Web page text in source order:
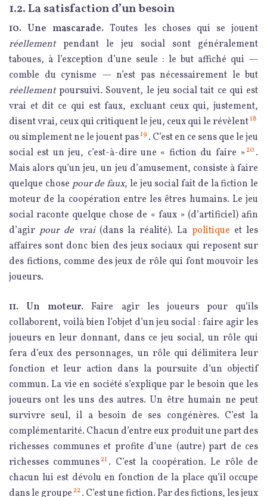
1.2. La satisfaction d’un besoin
10. Une mascarade. Toutes les choses qui se jouent
réellementpendant le jeu social sont généralement
taboues, à l’exception d’une seule : le but affiché qui —
comble du cynisme — n’est pas nécessairement le but
réellementpoursuivi. Souvent, le jeu social tait ce qui est
vrai et dit ce qui est faux, excluant ceux qui, justement,
disent vrai, ceux qui critiquent le jeu, ceux qui le révèlent18
ou simplement ne le jouent pas19 . C’est en ce sens que le jeu
social est un jeu, c’est-à-dire une « fiction du faire »20 .
Mais alors qu’un jeu, un jeu d’amusement, consiste à faire
quelque chose pour de faux, le jeu social fait de la fiction le
moteur de la coopération entre les êtres humains. Le jeu
social raconte quelque chose de « faux » (d’artificiel) afin
d’agir pour de vrai(dans la réalité). La politique et les
affaires sont donc bien des jeux sociaux qui reposent sur
des fictions, comme des jeux de rôle qui font mouvoir les
joueurs.
11. Un moteur. Faire agir les joueurs pour qu’ils
collaborent, voilà bien l’objet d’un jeu social : faire agir les
joueurs en leur donnant, dans ce jeu social, un rôle qui
fera d’eux des personnages, un rôle qui délimitera leur
fonction et leur action dans la poursuite d’un objectif
commun. La vie en société s’explique par le besoin que les
joueurs ont les uns des autres. Un être humain ne peut
survivre seul, il a besoin de ses congénères. C’est la
complémentarité. Chacun d’entre eux produit une part des
richesses communes et profite d’une (autre) part de ces
richesses communes21 . C’est la coopération. Le rôle de
chacun lui est dévolu en fonction de la place qu’il occupe
dans le groupe22. C’est une fiction. Par des fictions, les jeux